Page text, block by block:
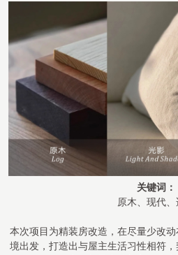
关键词：
原木、现代、
本次项目为精装房改造，在尽量少改
境出发，打造出与屋主生活习性相符